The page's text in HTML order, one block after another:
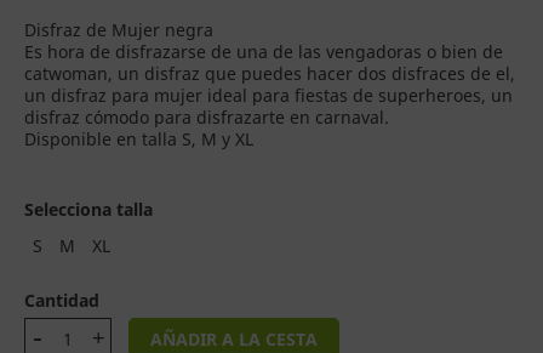
Disfraz de Mujer negra
Es hora de disfrazarse de una de las vengadoras o bien de
catwoman, un disfraz que puedes hacer dos disfraces de el,
un disfraz para mujer ideal para fiestas de superheroes, un
disfraz cómodo para disfrazarte en carnaval.
Disponible en talla S, M y XL
Selecciona talla
S
M XL
Cantidad
AÑADIR A LA CESTA